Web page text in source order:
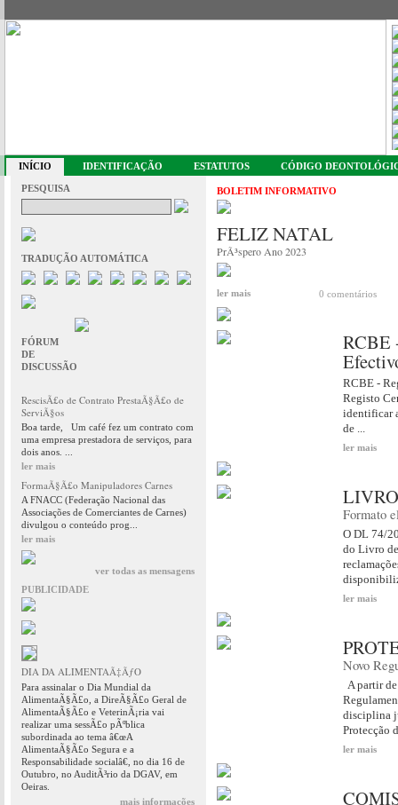
INÍCIO IDENTIFICAÇÃO ESTATUTOS CÓDIGO
PESQUISA
TRADUÇÃO AUTOMÁTICA
FÓRUM
DE
DISCUSSÃO
RescisÃ£o de Contrato PrestaÃ§Ã£o de
ServiÃ§os
Boa tarde, Um café fez um contrato com
uma empresa prestadora de serviços, para
dois anos. ...
ler mais
FormaÃ§Ã£o Manipuladores Carnes
A FNACC (Federação Nacional das
Associações de Comerciantes de Carnes)
divulgou o conteúdo prog...
ler mais
ver todas as mensagens
PUBLICIDADE
DIA DA ALIMENTAÃ‡ÃƒO
Para assinalar o Dia Mundial da
AlimentaÃ§Ã£o, a DireÃ§Ã£o Geral de
AlimentaÃ§Ã£o e VeterinÃ¡ria vai
realizar uma sessÃ£o pÃºblica
subordinada ao tema â€œA
AlimentaÃ§Ã£o Segura e a
Responsabilidade socialâ€, no dia 16 de
Outubro, no AuditÃ³rio da DGAV, em
Oeiras.
mais informações
BOLETIM INFORMATIVO
FELIZ NATAL
PrÃ³spero Ano 2023
ler mais 0 comentários
RCBE
RCBE -
Registo
identificar
de ...
ler mais
Formato
O DL 74/
do Livro
ler mais
Novo
A partir
disciplina
Protecção
ler mais